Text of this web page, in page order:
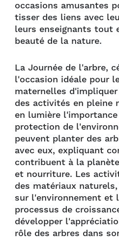
occasions amusantes
tisser des liens avec
leurs enseignants tout
beauté de la nature.
La Journée de l'arbre,
l'occasion idéale pour
maternelles
des activités en pleine
en lumière
protection de
peuvent planter des
avec eux, expliquant
contribuent à la
et nourriture. Les
des matériaux
sur l'environnement et
processus de
développer
rôle des arbres dans